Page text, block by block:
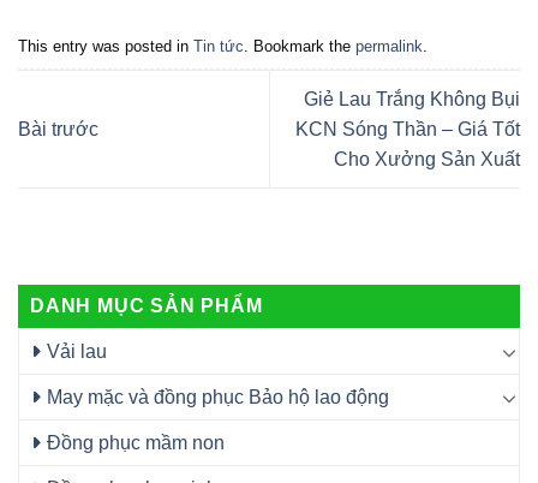
This entry was posted in Tin tức. Bookmark the permalink.
Bài trước
Giẻ Lau Trắng Không Bụi
KCN Sóng Thần – Giá Tốt
Cho Xưởng Sản Xuất
DANH MỤC SẢN PHẨM
Vải lau
May mặc và đồng phục Bảo hộ lao động
Đồng phục mầm non